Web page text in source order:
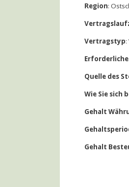
Region:
Vertragstyp
Quelle des
Wie Sie sich
Gehalt
Gehalt